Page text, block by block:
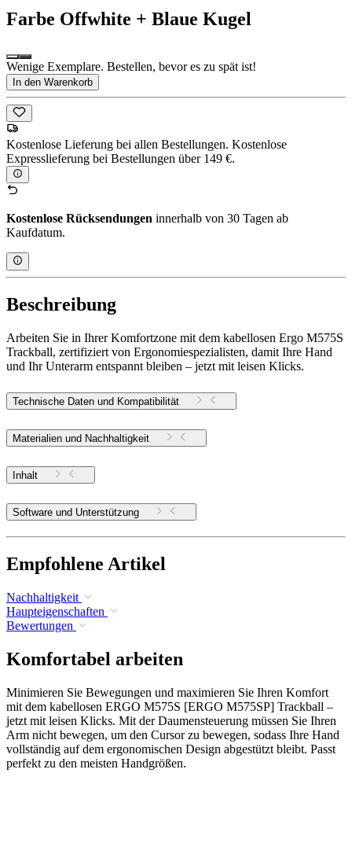
Farbe Offwhite + Blaue Kugel
Wenige Exemplare. Bestellen, bevor es zu spät ist!
In den Warenkorb
Kostenlose Lieferung bei allen Bestellungen. Kostenlose
Expresslieferung bei Bestellungen über 149 €.
Kostenlose Rücksendungen innerhalb von 30 Tagen ab
Kaufdatum.
Beschreibung
Arbeiten Sie in Ihrer Komfortzone mit dem kabellosen Ergo M575S
Trackball, zertifiziert von Ergonomiespezialisten, damit Ihre Hand
und Ihr Unterarm entspannt bleiben – jetzt mit leisen Klicks.
Technische Daten und Kompatibilität
Materialien und Nachhaltigkeit
Inhalt
Software und Unterstützung
Empfohlene Artikel
Nachhaltigkeit
Haupteigenschaften
Bewertungen
Komfortabel arbeiten
Minimieren Sie Bewegungen und maximieren Sie Ihren Komfort
mit dem kabellosen ERGO M575S [ERGO M575SP] Trackball –
jetzt mit leisen Klicks. Mit der Daumensteuerung müssen Sie Ihren
Arm nicht bewegen, um den Cursor zu bewegen, sodass Ihre Hand
vollständig auf dem ergonomischen Design abgestützt bleibt. Passt
perfekt zu den meisten Handgrößen.